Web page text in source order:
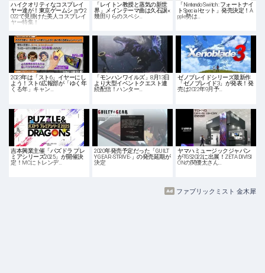
ハイクオリティなコスプレイ
ヤー達が！東京ゲームショウ2
022で見掛けた美人コスプレイ
ヤー特集！
「レイトン教授と蒸気の新世
界」メインテーマ曲は久石譲×
幾田りらのスペシ…
「Nintendo Switch : フォートナイ
トSpecialセット」発売決定！A
pple勢は…
2023年は「スト6」イヤーにし
よう！スト6広報部が「ゆく年
くる年」キャン…
「モンハンワイルズ」8月13日
より大型イベントクエスト連
続配信！ハンター…
ゼノブレイドシリーズ最新作
「ゼノブレイド3」が発表！発
売は2022年9月予…
吉本興業主催「パズドラ プレ
ミアシリーズ2025」が開催決
定！MCにトレンデ…
2020年発売予定だった「GUILT
Y GEAR -STRIVE-」の発売延期が
決定
ヤマハミュージックジャパン
がTGS2022に出展！ZETA DIVISI
ONの関優太さん…
ファブリックミスト 金木犀